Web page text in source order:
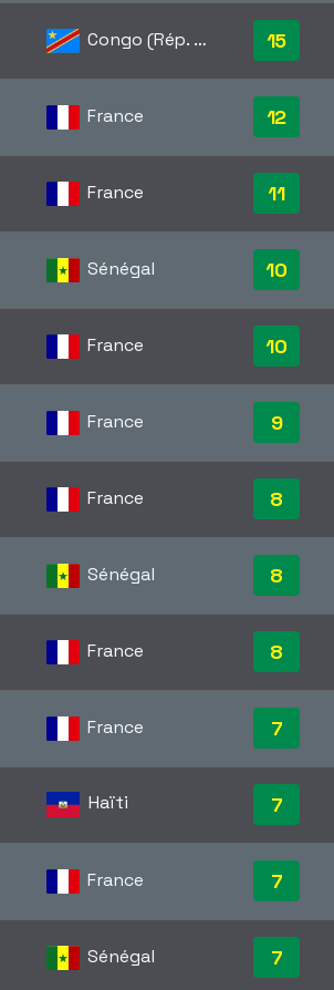
Congo (Rép. dém.) 15
France 12
France 11
Sénégal 10
France 10
France 9
France 8
Sénégal 8
France 8
France 7
Haïti 7
France 7
Sénégal 7